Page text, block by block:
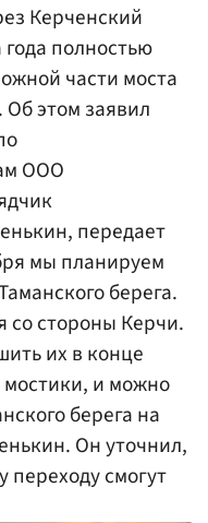
Керченский
полностью
части моста
этом заявил
ООО
передает
мы планируем
берега.
со стороны Керчи.
их в конце
и можно
берега на
Он уточнил,
переходу смогут